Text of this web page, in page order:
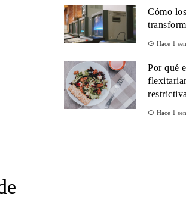
Cómo
Hace 1
Por qué
Hace 1